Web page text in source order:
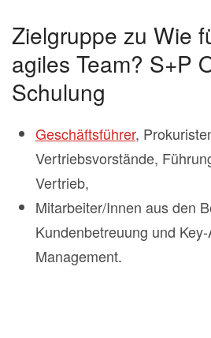
Zielgruppe zu Wie
agiles Team? S+P
Schulung
Geschäftsführer,
Vertriebsvorstände,
Vertrieb,
Mitarbeiter/Innen aus den
Kundenbetreuung und
Management.